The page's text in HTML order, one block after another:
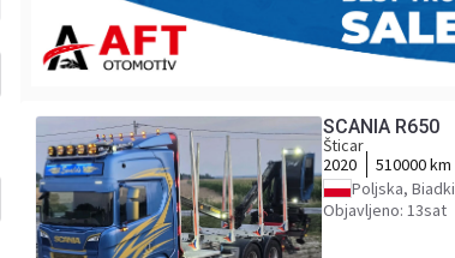
SCANIA R650
Šticar
2020
510000 km
Poljska, Biadki
Objavljeno: 13sat